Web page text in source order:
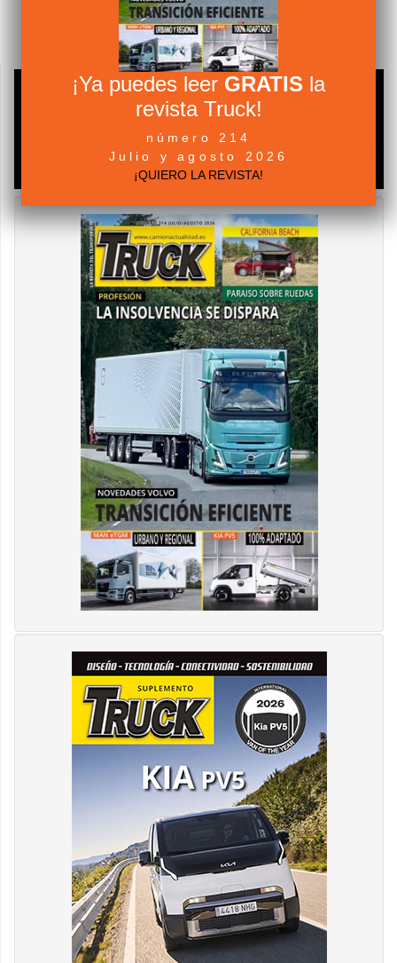
FABRICANTES VISTO 637 VECES
MAN Truck & Bus en la IAA 2026: eTGM, D30 PowerLion y
nuevas tecnologías
¡Ya puedes leer GRATIS la
revista Truck!
número 214
Julio y agosto 2026
¡QUIERO LA REVISTA!